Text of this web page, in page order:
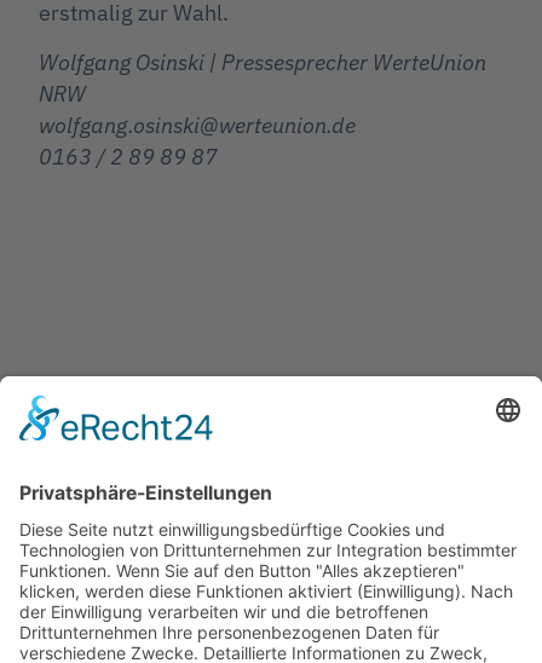
erstmalig zur Wahl.
Wolfgang Osinski | Pressesprecher WerteUnion
NRW
wolfgang.osinski@werteunion.de
0163 / 2 89 89 87
Jetzt teilen
Facebook Twitter
Pinterest WhatsApp Telegram
XING Email